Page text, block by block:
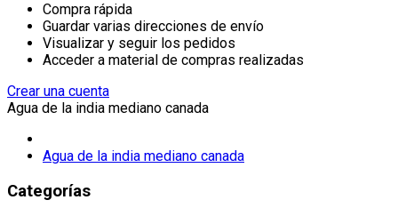
Compra rápida
Guardar varias direcciones de envío
Visualizar y seguir los pedidos
Acceder a material de compras realizadas
Crear una cuenta
Agua de la india mediano canada
Agua de la india mediano canada
Categorías